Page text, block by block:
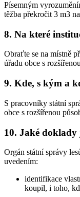
Písemným
těžba překročit 3 m3
8. Na které
Obraťte se na místně
úřadu obce s
9. Kde, s kým a
S pracovníky státní
obce s rozšířenou
10. Jaké doklady
Orgán státní správy
uvedením:
identifikace
koupil, i toho,